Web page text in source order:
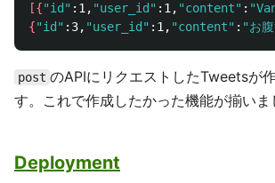
[{"id" :1, "user_id" :1, "content" :
{"id" :3, "user_id" :1, "content" : "お
post のAPIにリクエストしたTweetsが
す。これで作成したかった機能が揃いま
Deployment